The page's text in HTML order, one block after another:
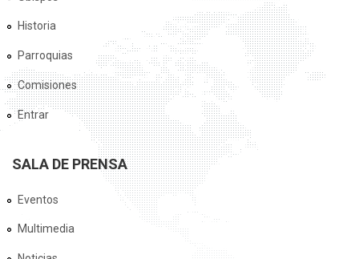
Historia
Parroquias
Comisiones
Entrar
SALA DE PRENSA
Eventos
Multimedia